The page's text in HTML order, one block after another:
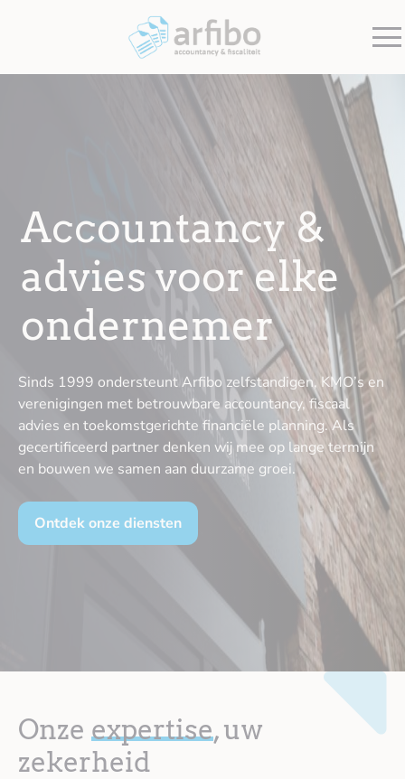
Accountancy &
advies voor elke
ondernemer
Sinds 1999 ondersteunt Arfibo zelfstandigen, KMO’s en
verenigingen met betrouwbare accountancy, fiscaal
advies en toekomstgerichte financiële planning. Als
gecertificeerd partner denken wij mee op lange termijn
en bouwen we samen aan duurzame groei.
Ontdek onze diensten
Onze expertise, uw
zekerheid